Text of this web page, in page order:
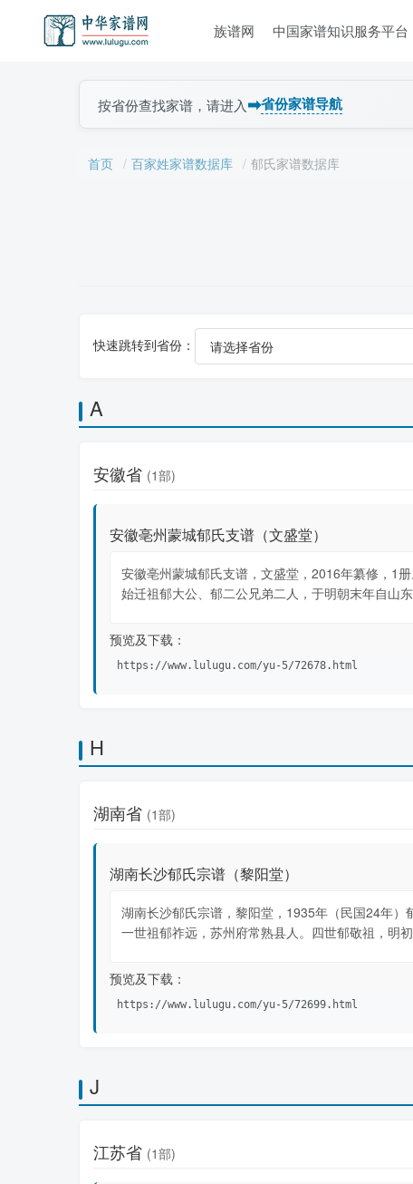
族谱网 中国家谱知识服务平台
按省份查找家谱，请进入➡省份家谱导航
首页 百家姓家谱数据库 郁氏家谱数据库
快速跳转到省份：
A
安徽省 (1部)
安徽亳州蒙城郁氏支谱（文盛堂）
安徽亳州蒙城郁氏支谱，文盛堂，2016年纂修，1册
始迁祖郁大公、郁二公兄弟二人，于明朝末年自山
预览及下载：
https://www.lulugu.com/yu-5/72678.html
H
湖南省 (1部)
湖南长沙郁氏宗谱（黎阳堂）
湖南长沙郁氏宗谱，黎阳堂，1935年（民国24年）
一世祖郁祚远，苏州府常熟县人。四世郁敬祖，明
预览及下载：
https://www.lulugu.com/yu-5/72699.html
J
江苏省 (1部)